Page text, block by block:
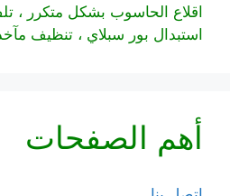
اقلاع الحاسوب بشكل متكرر ،
استبدال بور سبلاي ، تنظيف
أهم الصفحات